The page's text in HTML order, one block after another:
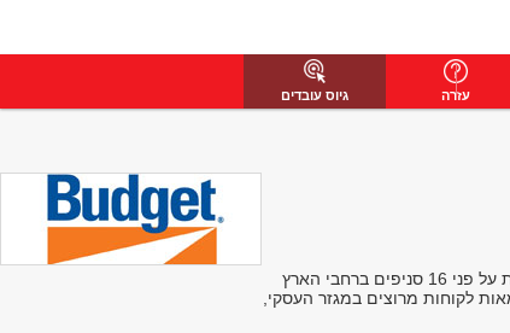
עזרה גיוס עובדים
באדג’ט הינה חברה להשכרת רכב השלישית בגודלה בעולם. עם מעל 3200 תחנות ב-110 מדינות. באדג’ט החלה פעילותה בישראל בשנת 1981 ופרוסה גיאוגרפית על פני 16 סניפים ברחבי הארץ
לקוחות מרוצים במגזר העסקי,